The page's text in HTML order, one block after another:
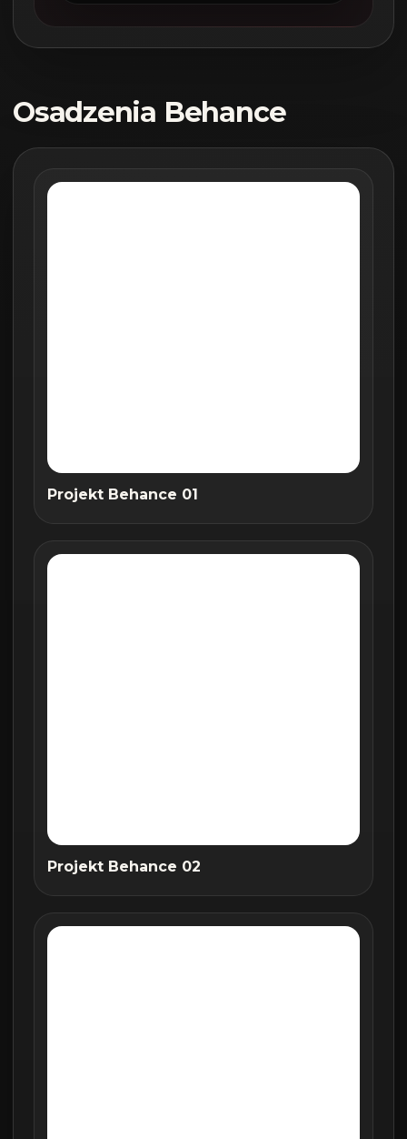
Osadzenia Behance
Projekt Behance 01
Projekt Behance 02